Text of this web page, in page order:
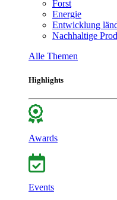
Forst
Energie
Entwicklung
Nachhaltige
Alle Themen
Highlights
Awards
Events